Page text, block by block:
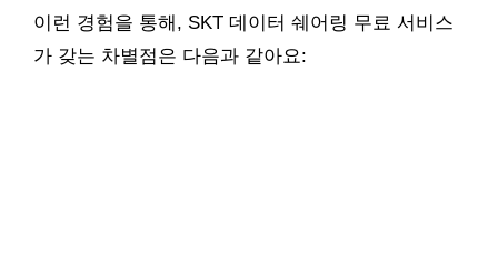
이런 경험을 통해, SKT 데이터 쉐어링 무료 서비스
가 갖는 차별점은 다음과 같아요: